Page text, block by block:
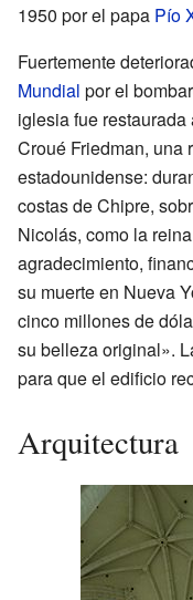
1950 por el papa Pío
Fuertemente
Mundial por el
iglesia fue
Croué Friedman, una
estadounidense:
costas de Chipre,
Nicolás, como la
agradecimiento,
su muerte en Nueva
cinco millones de
su belleza original».
para que el edificio
Arquitectura